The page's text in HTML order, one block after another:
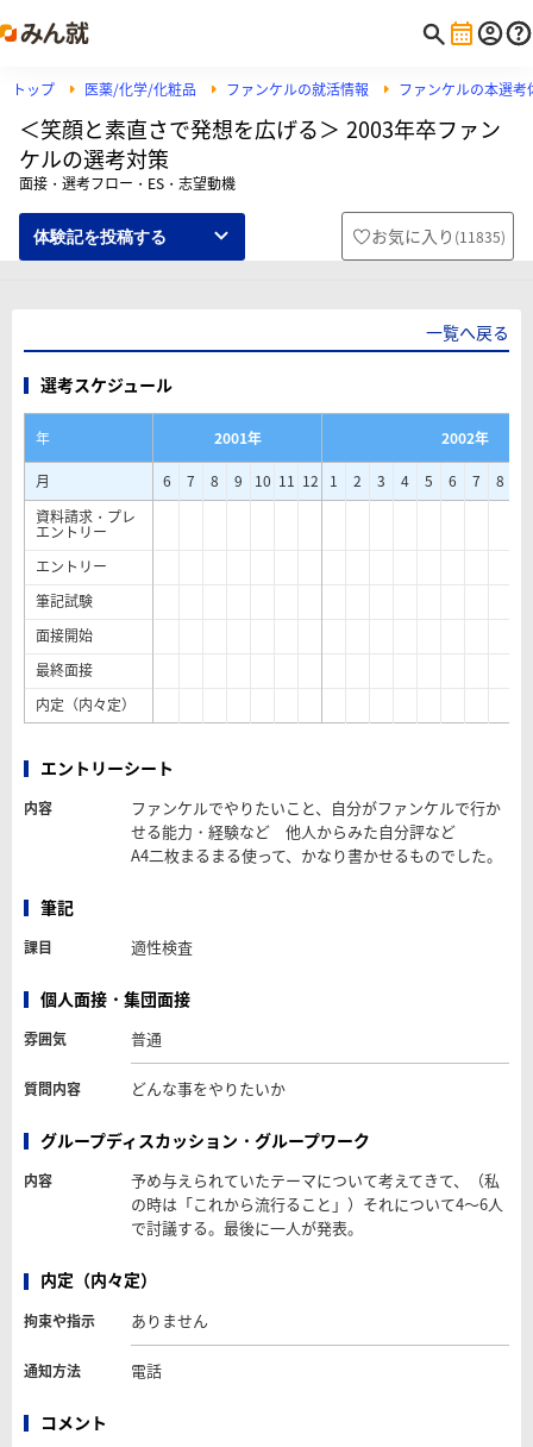
トップ 医薬/化学/化粧品 ファンケルの就活情報 ファンケルの本選考
＜笑顔と素直さで発想を広げる＞ 2003年卒ファン
ケルの選考対策
面接・選考フロー・ES・志望動機
体験記を投稿する お気に入り (11835)
一覧へ戻る
選考スケジュール
年 2001年
2002年
月
6 7 8 9 10 11 12 1 2 3 4 5 6 7 8
資料請求・プレ
エントリー
エントリー
筆記試験
面接開始
最終面接
内定（内々定）
エントリーシート
内容
ファンケルでやりたいこと、自分がファンケルで行か
せる能力・経験など 他人からみた自分評など
A4二枚まるまる使って、かなり書かせるものでした。
筆記
課目 適性検査
個人面接・集団面接
雰囲気 普通
質問内容 どんな事をやりたいか
グループディスカッション・グループワーク
内容
予め与えられていたテーマについて考えてきて、（私
の時は「これから流行ること」）それについて4～6人
で討議する。最後に一人が発表。
内定（内々定）
拘束や指示 ありません
通知方法 電話
コメント